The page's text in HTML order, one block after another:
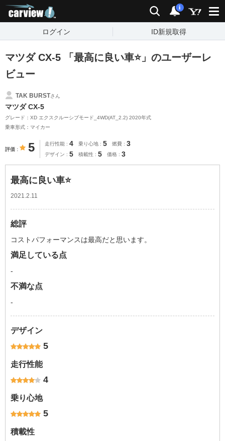
検索 通知
i
ログイン ID新規取得
マツダ CX-5 「最高に良い車⭐️」のユーザーレ
ビュー
TAK BURSTさん
マツダ CX-5
グレード：XD エクスクルーシブモード_4WD(AT_2.2) 2020年式
乗車形式：マイカー
評価 5 走行性能 4 乗り心地 5 燃費 3
デザイン 5 積載性 5 価格 3
最高に良い車⭐️
2021.2.11
総評
コストパフォーマンスは最高だと思います。
満足している点
-
不満な点
-
デザイン
5
走行性能
4
乗り心地
5
積載性